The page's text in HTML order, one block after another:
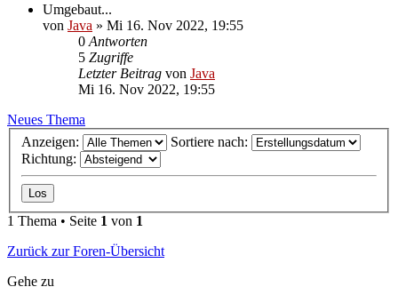
Umgebaut...
von Java » Mi 16. Nov 2022, 19:55
0 Antworten
5 Zugriffe
Letzter Beitrag von Java
Mi 16. Nov 2022, 19:55
Neues Thema
Anzeigen:
Sortiere nach:
Richtung:
1 Thema • Seite 1 von 1
Zurück zur Foren-Übersicht
Gehe zu